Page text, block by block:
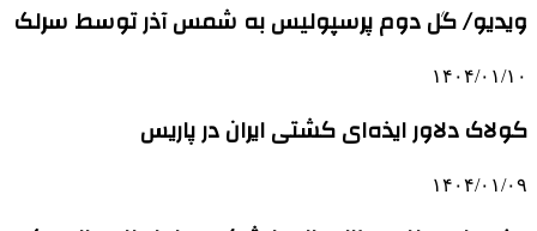
ویدیو/ گل دوم پرسپولیس به شمس آذر توسط سرلک
۱۴۰۴/۰۱/۱۰
کولاک دلاور ایذه‌ای کشتی ایران در پاریس
۱۴۰۴/۰۱/۰۹